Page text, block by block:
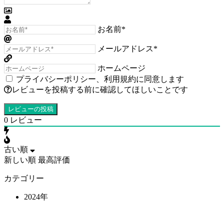
お名前*
メールアドレス*
ホームページ
プライバシーポリシー
利用規約に同意します
レビューを投稿する前に確認してほしいことです
0 レビュー
古い順
新しい順 最高評価
カテゴリー
2024年